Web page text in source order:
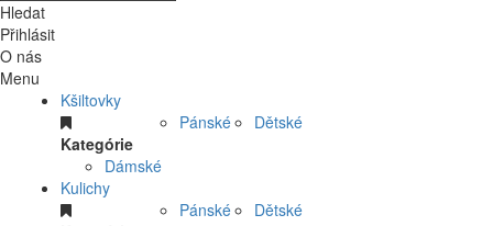
Hledat
Přihlásit
O nás
Menu
Kšiltovky
Kategórie
Dámské
Pánské Dětské
Kulichy
Pánské Dětské